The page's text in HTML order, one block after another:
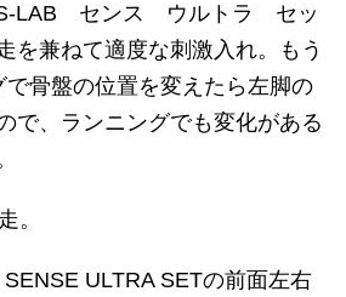
LAB センス ウルトラ セッ
を兼ねて適度な刺激入れ。もう
骨盤の位置を変えたら左脚の
で、ランニングでも変化がある
。
ULTRA SETの前面左右